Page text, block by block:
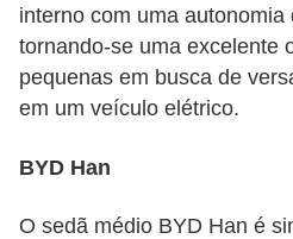
interno com uma autonomia
tornando-se uma excelente
pequenas em busca de
em um veículo elétrico.
BYD Han
O sedã médio BYD Han é